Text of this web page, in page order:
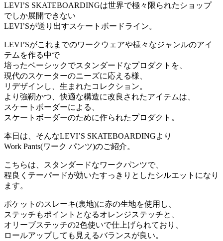
LEVI’S SKATEBOARDINGは世界で極々限られたショップ
でしか展開できない
LEVI’Sが送り出すスケートボードライン。
LEVI’Sがこれまでのワークウェアや様々なジャンルのアイ
テムを作る中で
培ったベーシックでスタンダードなプロダクトを、
現代のスケーターのニーズに応える様、
リデザインし、生まれたコレクション。
より強靭かつ、快適な構造に改良されたアイテムは、
スケートボーダーによる、
スケートボーダーのために作られたプロダクト。
本日は、そんなLEVI’S SKATEBOARDINGより
Work Pants(ワーク パンツ)のご紹介。
こちらは、スタンダードなワークパンツで、
程良くテーパードが効いたすっきりとしたシルエットになり
ます。
ポケットのスレーキ(裏地)に赤の生地を使用し、
ステッチもポイントとなるオレンジステッチと、
オリーブステッチの2色使いで仕上げられており、
ロールアップしても見えるバランスが良い。